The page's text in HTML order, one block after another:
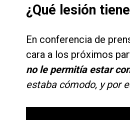
¿Qué lesión
En conferencia de
cara a los próximos
no le permitía estar
estaba cómodo, y por